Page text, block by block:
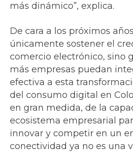
más dinámico”, explica.
De cara a los próximos
únicamente sostener el
comercio electrónico, sino
más empresas puedan
efectiva a esta
del consumo digital en
en gran medida, de la
ecosistema empresarial
innovar y competir en un
conectividad ya no es una